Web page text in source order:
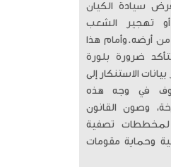
سيادة الكيان
أو تهجير الشعب
أرضه. ​وأمام هذا
ضرورة بلورة
الاستنكار إلى
في وجه هذه
وصون القانون
لمخططات تصفية
وحماية مقومات